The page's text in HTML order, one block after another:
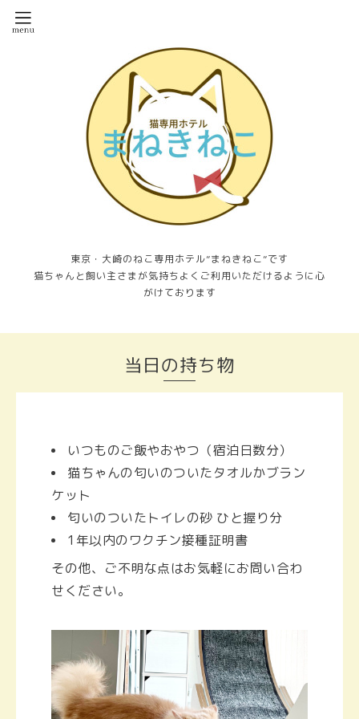
東京・大崎のねこ専用ホテル”まねきねこ”です
猫ちゃんと飼い主さまが気持ちよくご利用いただけるように心
がけております
当日の持ち物
いつものご飯やおやつ（宿泊日数分）
猫ちゃんの匂いのついたタオルかブラン
ケット
匂いのついたトイレの砂 ひと握り分
1年以内のワクチン接種証明書
その他、ご不明な点はお気軽にお問い合わ
せください。